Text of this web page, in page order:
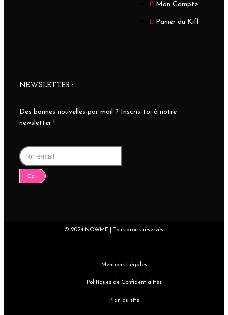
Mon Compte
Panier du Kiff
NEWSLETTER :
Des bonnes nouvelles par mail ? Inscris-toi à notre
newsletter !
Go !
© 2024 NOWME | Tous droits réservés.
Mentions Légales
Politiques de Confidentialités
Plan du site